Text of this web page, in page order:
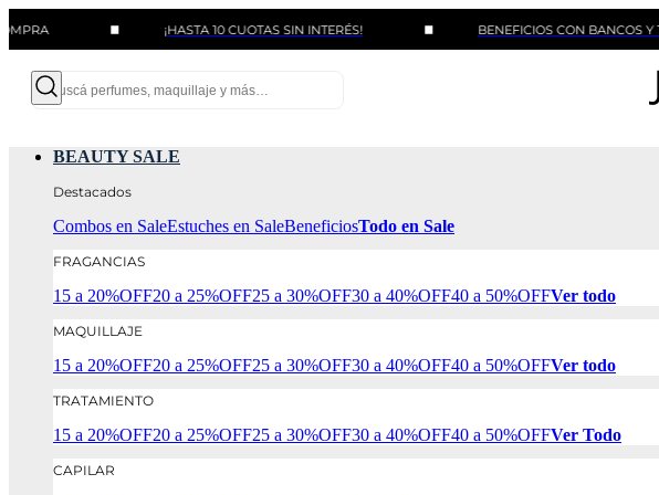
¡HASTA 10 CUOTAS SIN INTERÉS! BENEFICIOS CON BANCOS Y TARJETAS
BEAUTY SALE
Destacados
Combos en SaleEstuches en SaleBeneficiosTodo en Sale
FRAGANCIAS
15 a 20%OFF20 a 25%OFF25 a 30%OFF30 a 40%OFF40 a 50%OFFVer todo
MAQUILLAJE
15 a 20%OFF20 a 25%OFF25 a 30%OFF30 a 40%OFF40 a 50%OFFVer todo
TRATAMIENTO
15 a 20%OFF20 a 25%OFF25 a 30%OFF30 a 40%OFF40 a 50%OFFVer Todo
CAPILAR